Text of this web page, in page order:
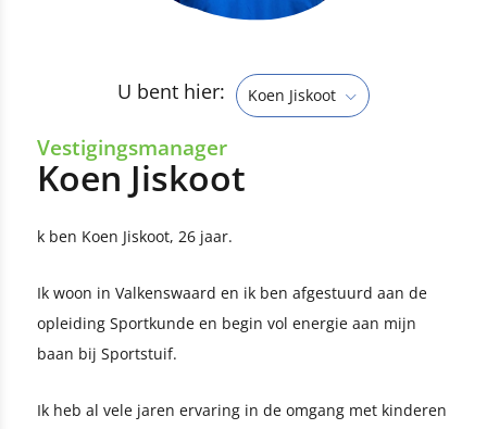
U bent hier: Koen Jiskoot
Vestigingsmanager
Koen Jiskoot
k ben Koen Jiskoot, 26 jaar.
Ik woon in Valkenswaard en ik ben afgestuurd aan de
opleiding Sportkunde en begin vol energie aan mijn
baan bij Sportstuif.
Ik heb al vele jaren ervaring in de omgang met kinderen